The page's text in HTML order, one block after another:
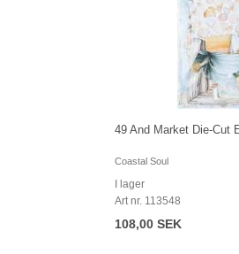
49 And Market Die-Cut
Coastal Soul
I lager
Art nr. 113548
108,00 SEK